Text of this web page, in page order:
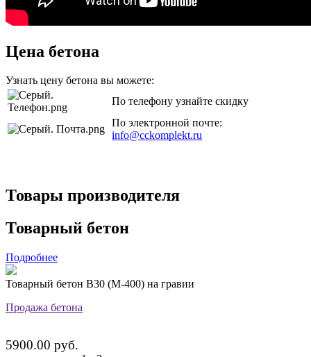
Цена бетона
Узнать цену бетона вы можете:
По телефону узнайте скидку
По электронной почте:
info@cckomplekt.ru
Товары производителя
Товарный бетон
Подробнее
Товарный бетон В30 (М-400) на гравии
Продажа бетона
5900.00 руб.